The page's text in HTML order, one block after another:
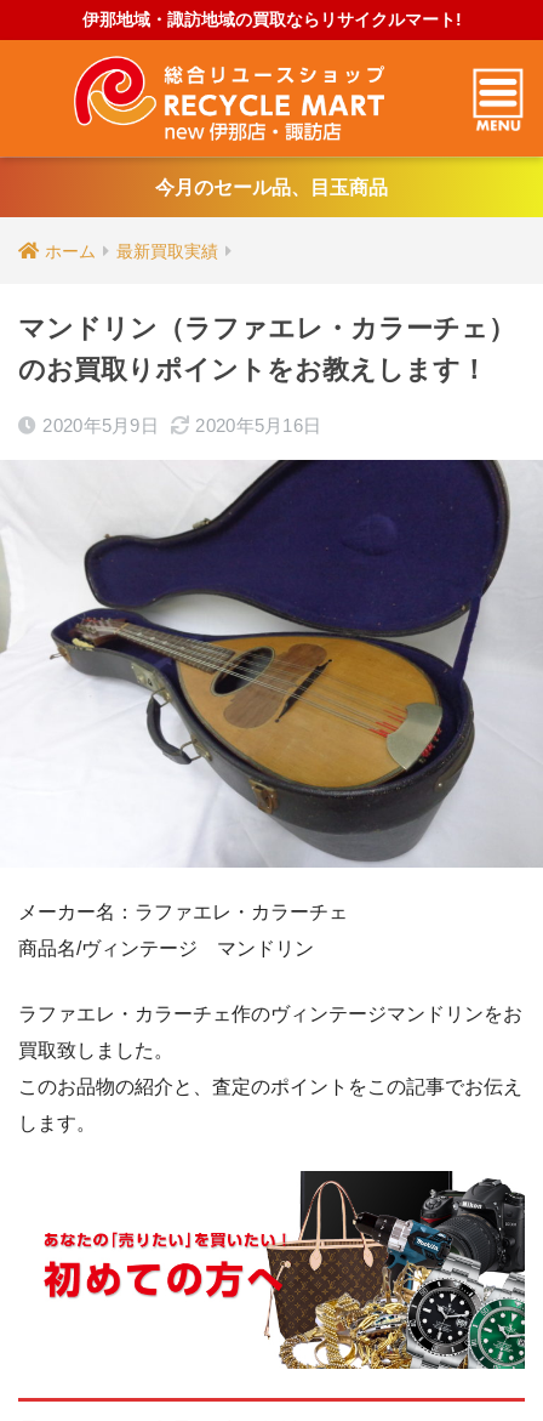
伊那地域・諏訪地域の買取ならリサイクルマート!
今月のセール品、目玉商品
ホーム 最新買取実績
マンドリン（ラファエレ・カラーチェ）
のお買取りポイントをお教えします！
2020年5月9日 2020年5月16日
メーカー名：ラファエレ・カラーチェ
商品名/ヴィンテージ マンドリン
ラファエレ・カラーチェ作のヴィンテージマンドリンをお
買取致しました。
このお品物の紹介と、査定のポイントをこの記事でお伝え
します。